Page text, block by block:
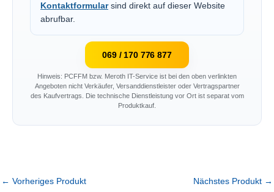
Kontaktformularsind direkt auf dieser Website
abrufbar.
069 / 170 776 877
Hinweis: PCFFM bzw. Meroth IT-Service ist bei den oben verlinkten
Angeboten nicht Verkäufer, Versanddienstleister oder Vertragspartner
des Kaufvertrags. Die technische Dienstleistung vor Ort ist separat vom
Produktkauf.
← Vorheriges Produkt Nächstes Produkt →